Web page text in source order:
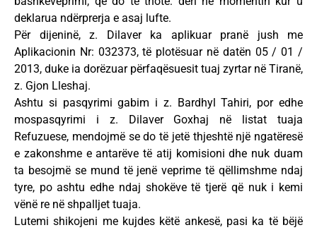
deklarua ndërprerja e asaj lufte.
Për dijeninë, z. Dilaver ka aplikuar pranë jush me
Aplikacionin Nr: 032373, të plotësuar në datën 05 / 01 /
2013, duke ia dorëzuar përfaqësuesit tuaj zyrtar në Tiranë,
z. Gjon Lleshaj.
Ashtu si pasqyrimi gabim i z. Bardhyl Tahiri, por edhe
mospasqyrimi i z. Dilaver Goxhaj në listat tuaja
Refuzuese, mendojmë se do të jetë thjeshtë një ngatëresë
e zakonshme e antarëve të atij komisioni dhe nuk duam
ta besojmë se mund të jenë veprime të qëllimshme ndaj
tyre, po ashtu edhe ndaj shokëve të tjerë që nuk i kemi
vënë re në shpalljet tuaja.
Lutemi shikojeni me kujdes këtë ankesë, pasi ka të bëjë